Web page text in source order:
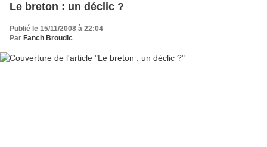
Le breton : un déclic ?
Publié le 15/11/2008 à 22:04
Par Fanch Broudic